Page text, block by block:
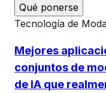
Qué ponerse
Tecnología de
Mejores
conjuntos de
de IA que